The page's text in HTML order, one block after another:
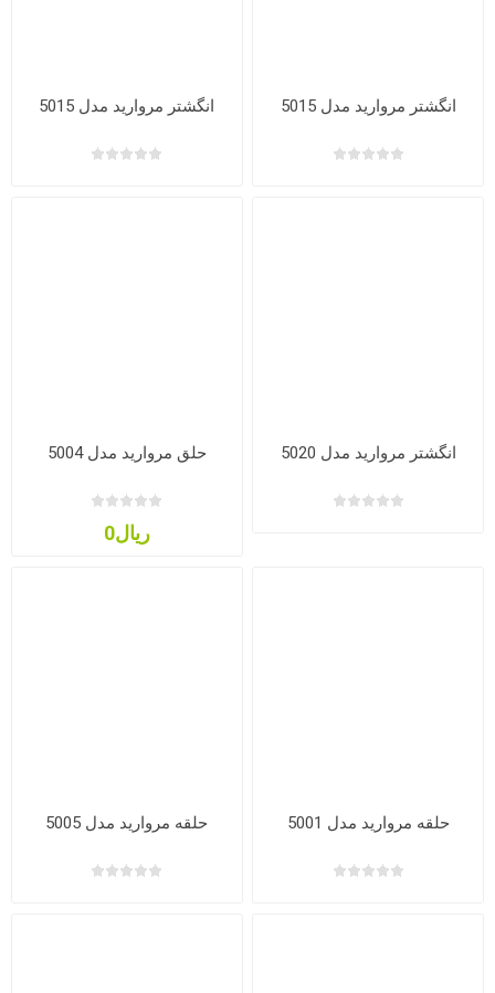
انگشتر مروارید مدل 5015 انگشتر مروارید مدل 5015
انگشتر مروارید مدل 5020 حلق مروارید مدل 5004
ریال0
حلقه مروارید مدل 5001 حلقه مروارید مدل 5005